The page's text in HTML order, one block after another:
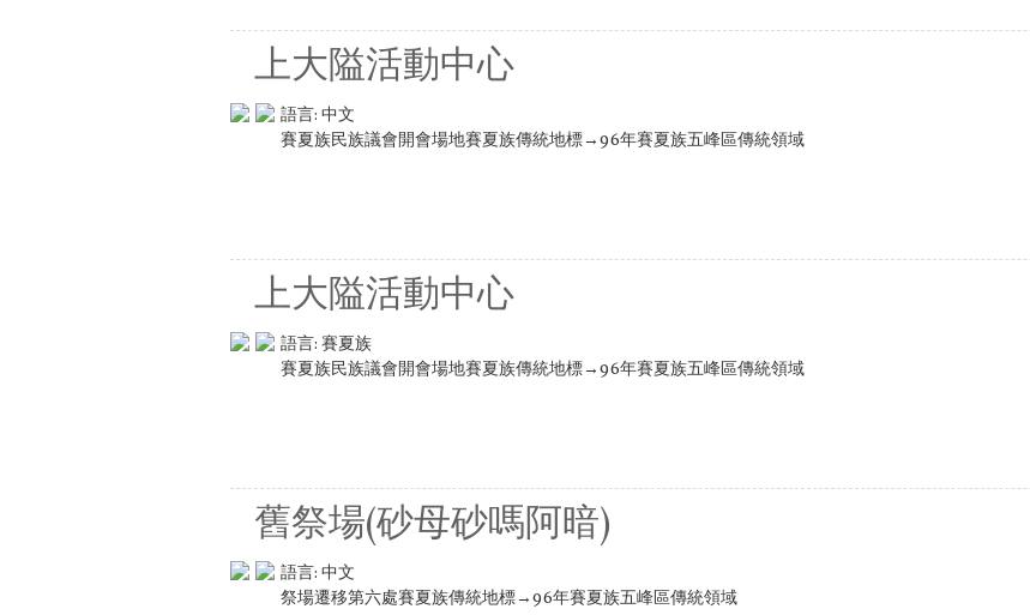
上大隘活動中心
語言: 中文
賽夏族民族議會開會場地賽夏族傳統地標→96年賽夏族五峰區傳統領域
上大隘活動中心
語言: 賽夏族
賽夏族民族議會開會場地賽夏族傳統地標→96年賽夏族五峰區傳統領域
舊祭場(砂母砂嗎阿暗)
語言: 中文
祭場遷移第六處賽夏族傳統地標→96年賽夏族五峰區傳統領域